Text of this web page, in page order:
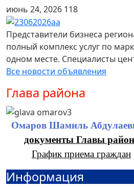
июнь 24, 2026 118
Представители бизнеса
полный комплекс услуг по
одном месте. Специалисты
Все новости объявления
Глава района
Омаров Шамиль
документы Главы
График приема граждан
Информация